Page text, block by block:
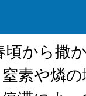
頃から撒
素や燐